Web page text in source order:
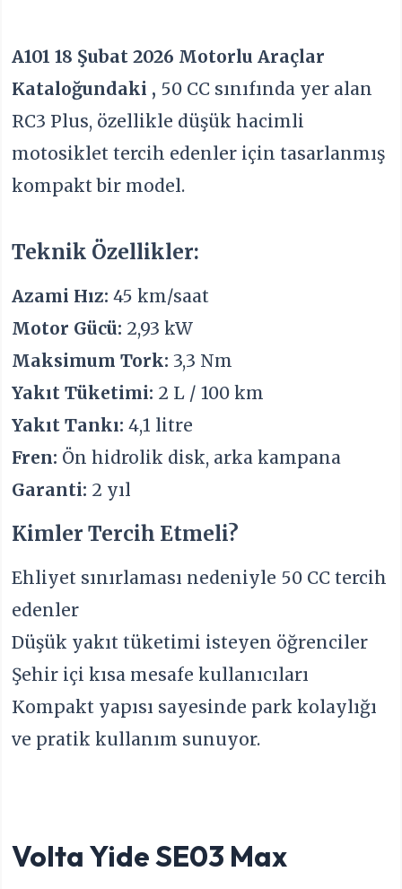
A10118 Şubat 2026 Motorlu Araçlar
Kataloğundaki , 50 CC sınıfında yer alan
RC3 Plus, özellikle düşük hacimli
motosiklet tercih edenler için tasarlanmış
kompakt bir model.
Teknik Özellikler:
Azami Hız: 45 km/saat
Motor Gücü: 2,93 kW
Maksimum Tork: 3,3 Nm
Yakıt Tüketimi: 2 L / 100 km
Yakıt Tankı: 4,1 litre
Fren: Ön hidrolik disk, arka kampana
Garanti: 2 yıl
Kimler Tercih Etmeli?
Ehliyet sınırlaması nedeniyle 50 CC tercih
edenler
Düşük yakıt tüketimi isteyen öğrenciler
Şehir içi kısa mesafe kullanıcıları
Kompakt yapısı sayesinde park kolaylığı
ve pratik kullanım sunuyor.
Volta Yide SE03 Max